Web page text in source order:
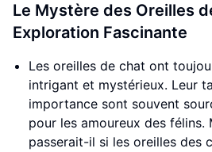
Le Mystère des Oreilles
Exploration Fascinante
Les oreilles de chat ont
intrigant et mystérieux. Leur
importance sont souvent
pour les amoureux des félins.
passerait-il si les oreilles des